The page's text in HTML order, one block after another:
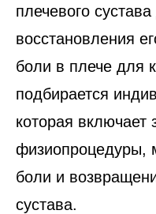
плечевого
восстановления
боли в плече для
подбирается
которая включает
физиопроцедуры,
боли и
сустава.